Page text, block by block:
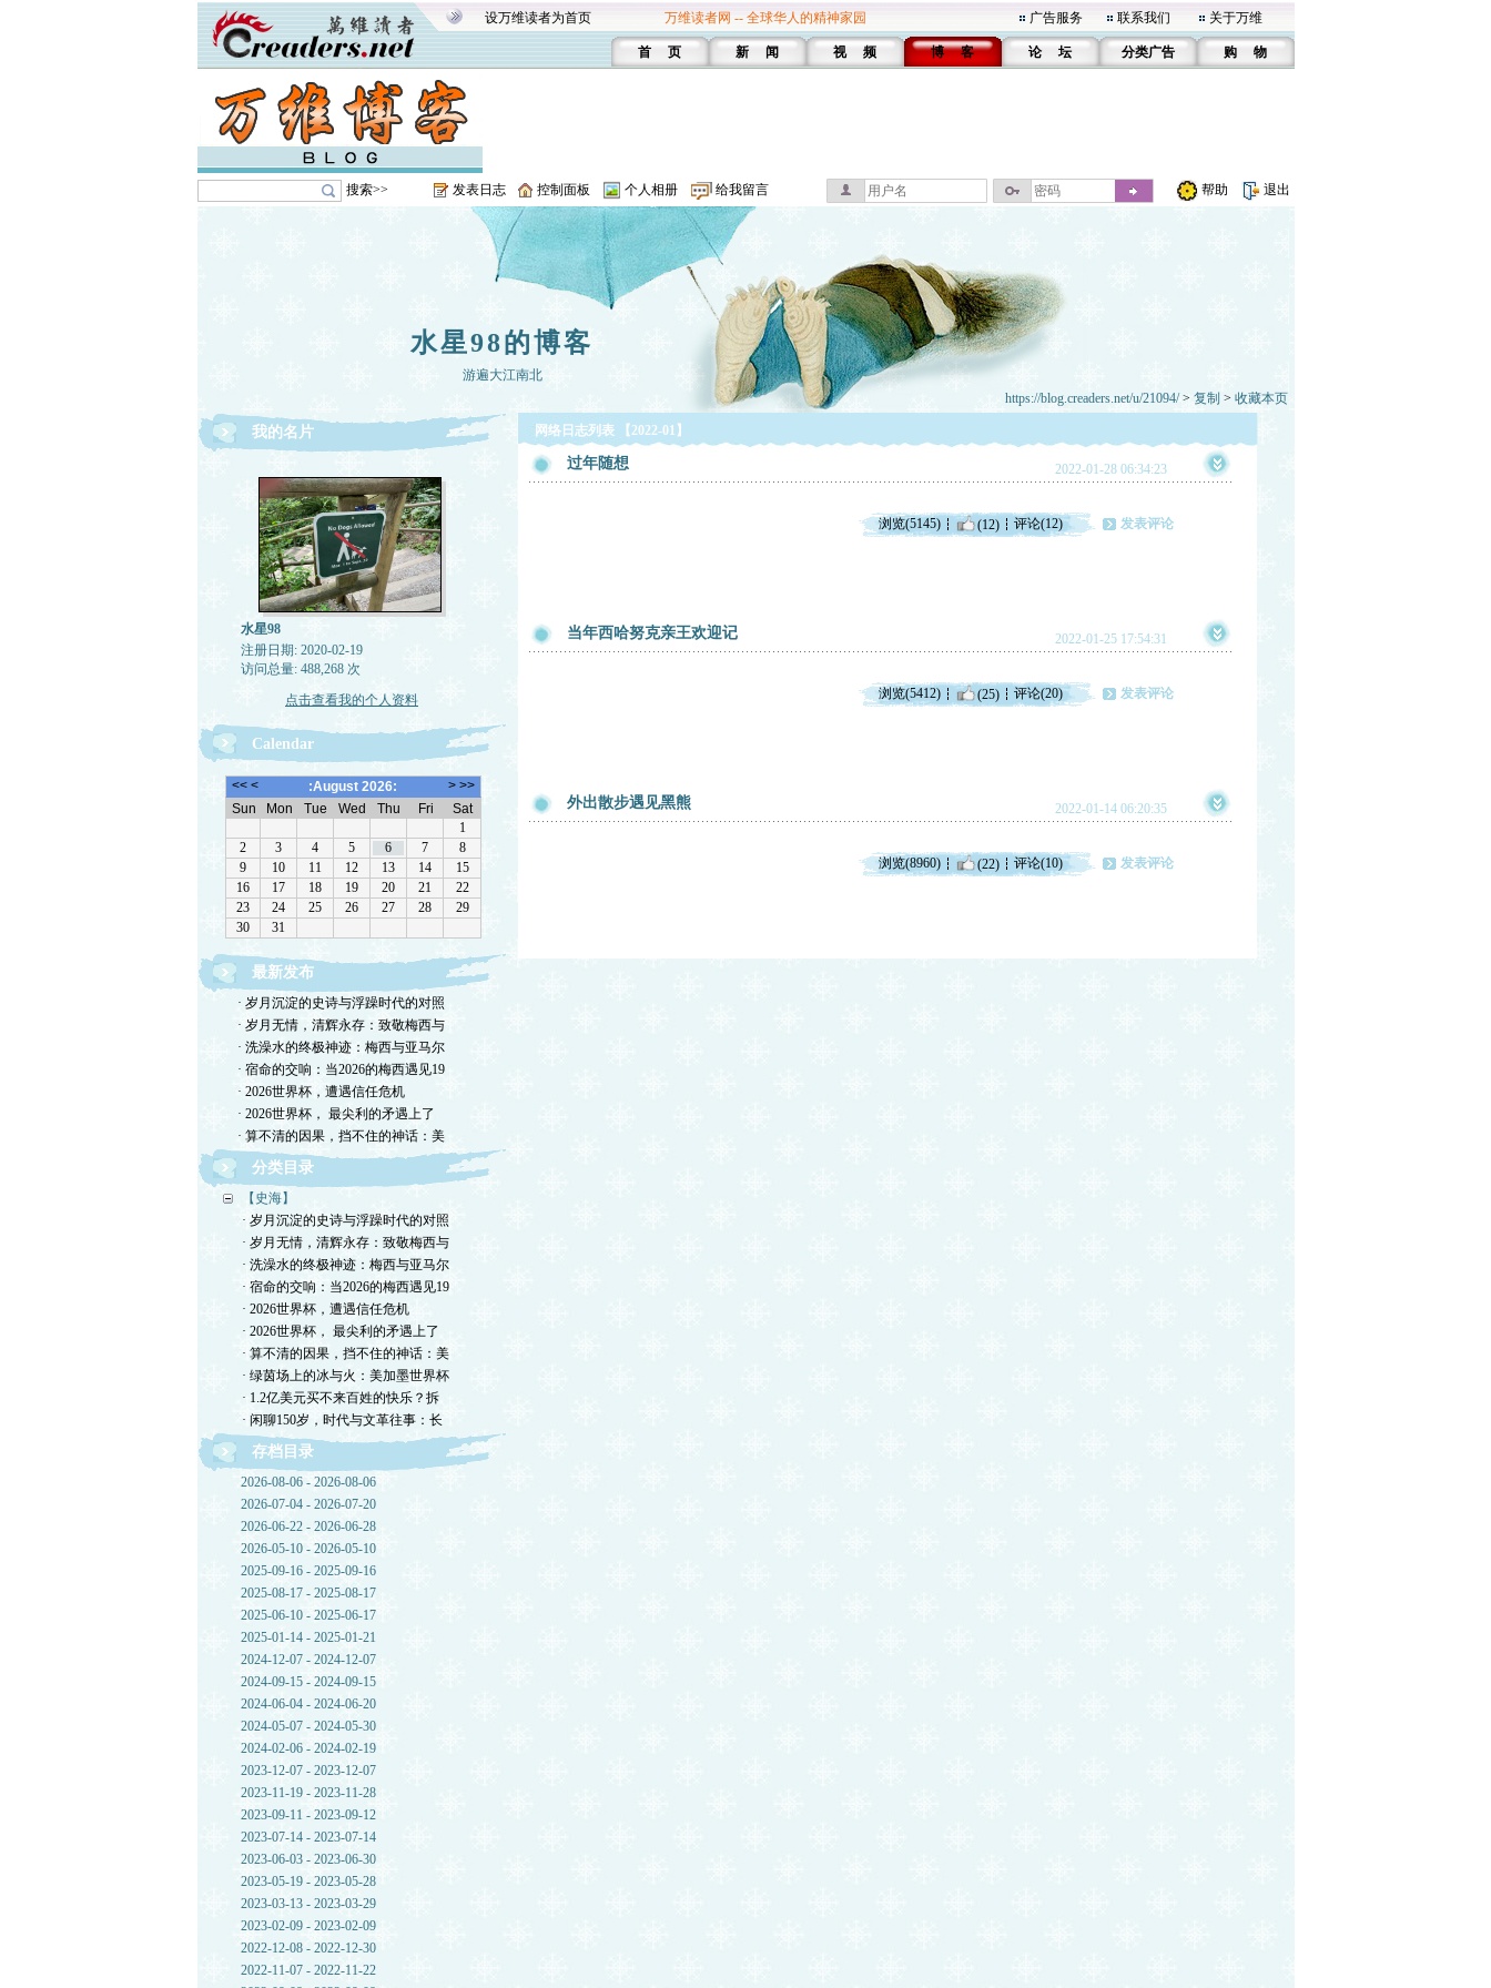
设万维读者为首页 万维读者网 -- 全球华人的精神家园 广告服务 联系我们 关于万维
首 页 新 闻 视 频 博 客 论 坛 分类广告 购 物
搜索>> 发表日志 控制面板 个人相册 给我留言 帮助 退出
水星98的博客
游遍大江南北
https://blog.creaders.net/u/21094/> 复制 > 收藏本页
我的名片
水星98
注册日期: 2020-02-19
访问总量: 488,268 次
点击查看我的个人资料
Calendar
最新发布
· 岁月沉淀的史诗与浮躁时代的对照
· 岁月无情，清辉永存：致敬梅西与
· 洗澡水的终极神迹：梅西与亚马尔
· 宿命的交响：当2026的梅西遇见19
· 2026世界杯，遭遇信任危机
· 2026世界杯， 最尖利的矛遇上了
· 算不清的因果，挡不住的神话：美
分类目录
【史海】
· 岁月沉淀的史诗与浮躁时代的对照
· 岁月无情，清辉永存：致敬梅西与
· 洗澡水的终极神迹：梅西与亚马尔
· 宿命的交响：当2026的梅西遇见19
· 2026世界杯，遭遇信任危机
· 2026世界杯， 最尖利的矛遇上了
· 算不清的因果，挡不住的神话：美
· 绿茵场上的冰与火：美加墨世界杯
· 1.2亿美元买不来百姓的快乐？拆
· 闲聊150岁，时代与文革往事：长
存档目录
2026-08-06 - 2026-08-06
2026-07-04 - 2026-07-20
2026-06-22 - 2026-06-28
2026-05-10 - 2026-05-10
2025-09-16 - 2025-09-16
2025-08-17 - 2025-08-17
2025-06-10 - 2025-06-17
2025-01-14 - 2025-01-21
2024-12-07 - 2024-12-07
2024-09-15 - 2024-09-15
2024-06-04 - 2024-06-20
2024-05-07 - 2024-05-30
2024-02-06 - 2024-02-19
2023-12-07 - 2023-12-07
2023-11-19 - 2023-11-28
2023-09-11 - 2023-09-12
2023-07-14 - 2023-07-14
2023-06-03 - 2023-06-30
2023-05-19 - 2023-05-28
2023-03-13 - 2023-03-29
2023-02-09 - 2023-02-09
2022-12-08 - 2022-12-30
2022-11-07 - 2022-11-22
网络日志列表 【2022-01】
过年随想 2022-01-28 06:34:23
浏览(5145) (12) 评论(12) 发表评论
当年西哈努克亲王欢迎记 2022-01-25 17:54:31
浏览(5412) (25) 评论(20) 发表评论
外出散步遇见黑熊 2022-01-14 06:20:35
浏览(8960) (22) 评论(10) 发表评论